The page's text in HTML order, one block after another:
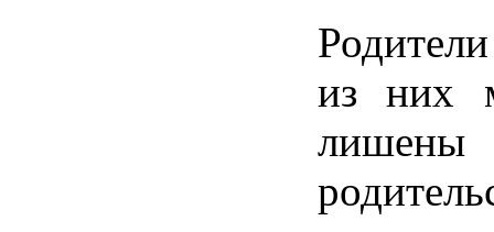
из них
лишены